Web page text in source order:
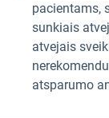
pacientams,
sunkiais
atvejais
atsparumo